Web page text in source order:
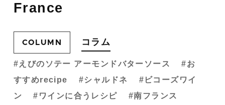
France
COLUMN コラム
えびのソテー アーモンドバターソース
お
すすめrecipe
シャルドネ
ビコーズワイ
ン
ワインに合うレシピ 南フランス